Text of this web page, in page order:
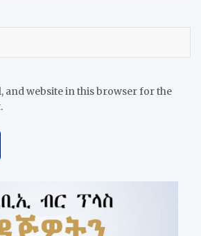
and website in this browser for the